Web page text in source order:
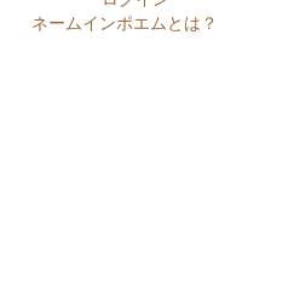
ネームインポエムとは？